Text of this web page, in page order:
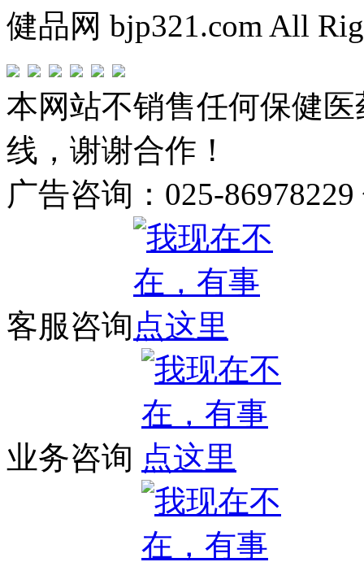
健品网 bjp321.com All
本网站不销售任何保健
线，谢谢合作！
广告咨询：025-86978229
客服咨询
业务咨询